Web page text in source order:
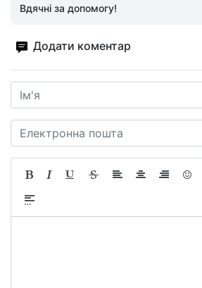
Вдячні за допомогу!
Додати коментар